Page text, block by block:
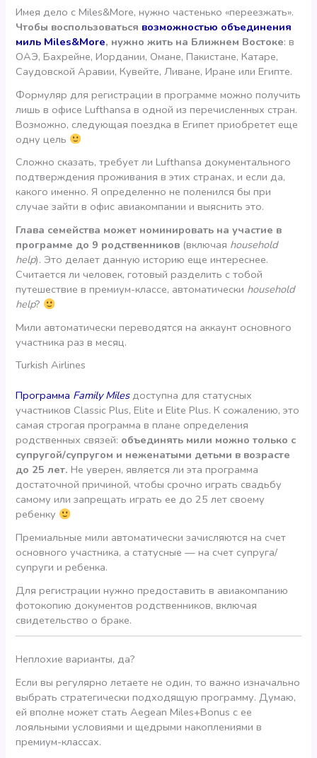
Имея дело с Miles&More, нужно частенько «переезжать».
Чтобы воспользоваться возможностью объединения
миль Miles&More, нужно жить на Ближнем Востоке: в
ОАЭ, Бахрейне, Иордании, Омане, Пакистане, Катаре,
Саудовской Аравии, Кувейте, Ливане, Иране или Египте.
Формуляр для регистрации в программе можно получить
лишь в офисе Lufthansa в одной из перечисленных стран.
Возможно, следующая поездка в Египет приобретет еще
одну цель
Сложно сказать, требует ли Lufthansa документального
подтверждения проживания в этих странах, и если да,
какого именно. Я определенно не поленился бы при
случае зайти в офис авиакомпании и выяснить это.
Глава семейства может номинировать на участие в
программе до 9 родственников (включая household
help). Это делает данную историю еще интереснее.
Считается ли человек, готовый разделить с тобой
путешествие в премиум-классе, автоматически household
help?
Мили автоматически переводятся на аккаунт основного
участника раз в месяц.
Turkish Airlines
Программа Family Milesдоступна для статусных
участников Classic Plus, Elite и Elite Plus. К сожалению, это
самая строгая программа в плане определения
родственных связей: объединять мили можно только с
супругой/супругом и неженатыми детьми в возрасте
до 25 лет.Не уверен, является ли эта программа
достаточной причиной, чтобы срочно играть свадьбу
самому или запрещать играть ее до 25 лет своему
ребенку
Премиальные мили автоматически зачисляются на счет
основного участника, а статусные — на счет супруга/
супруги и ребенка.
Для регистрации нужно предоставить в авиакомпанию
фотокопию документов родственников, включая
свидетельство о браке.
Неплохие варианты, да?
Если вы регулярно летаете не один, то важно изначально
выбрать стратегически подходящую программу. Думаю,
ей вполне может стать Aegean Miles+Bonus с ее
лояльными условиями и щедрыми накоплениями в
премиум-классах.